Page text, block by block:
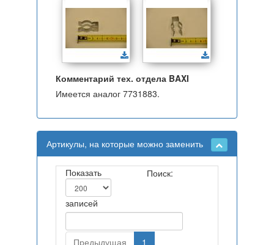
Комментарий тех. отдела BAXI
Имеется аналог 7731883.
Артикулы, на которые можно заменить
Показать
записей
Поиск:
Предыдущая
1